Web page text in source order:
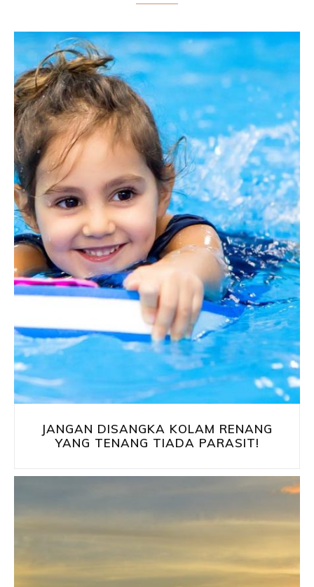
JANGAN DISANGKA KOLAM RENANG
YANG TENANG TIADA PARASIT!